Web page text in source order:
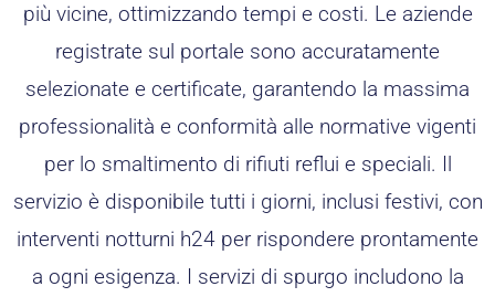
più vicine, ottimizzando tempi e costi. Le aziende
registrate sul portale sono accuratamente
selezionate e certificate, garantendo la massima
professionalità e conformità alle normative vigenti
per lo smaltimento di rifiuti reflui e speciali. Il
servizio è disponibile tutti i giorni, inclusi festivi, con
interventi notturni h24 per rispondere prontamente
a ogni esigenza. I servizi di spurgo includono la